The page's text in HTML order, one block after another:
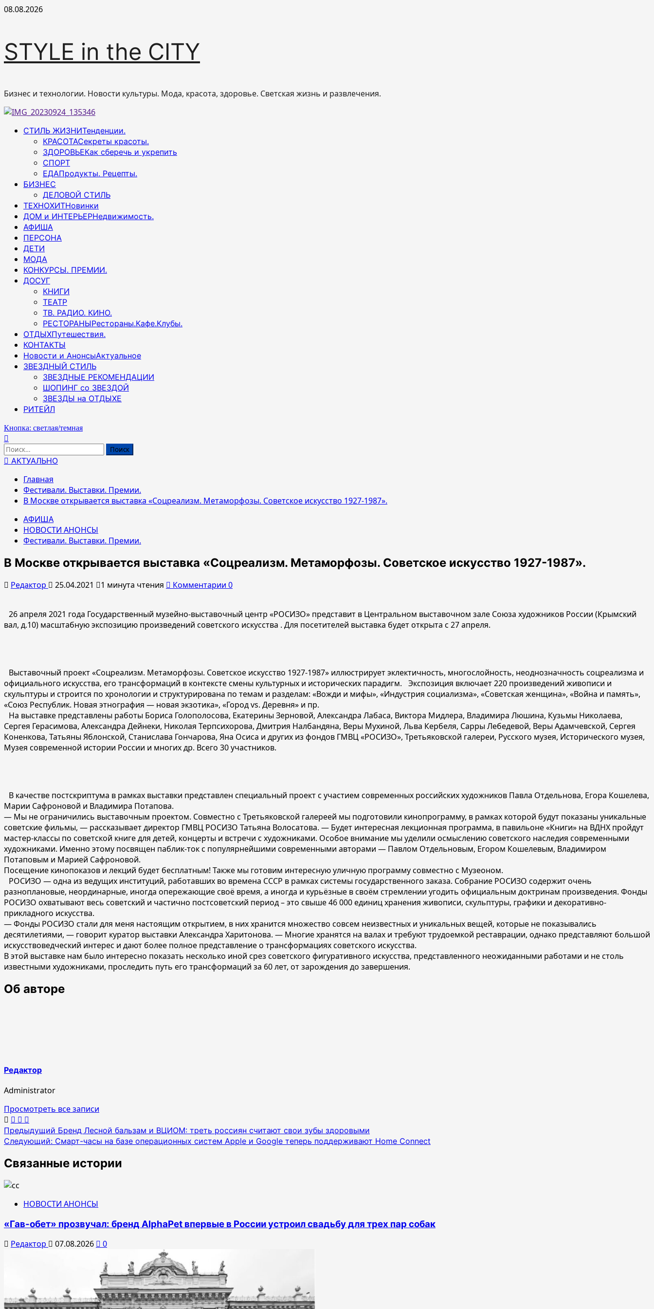
Перейти
08.08.2026
STYLE in the CITY
Бизнес и технологии. Новости культуры. Мода, красота, здоровье. Светская жизнь и развлечения.
Основное
СТИЛЬ ЖИЗНИТенденции.
КРАСОТАСекреты красоты.
ЗДОРОВЬЕКак сберечь и укрепить
СПОРТ
ЕДАПродукты. Рецепты.
БИЗНЕС
ДЕЛОВОЙ СТИЛЬ
ТЕХНОХИТНовинки
ДОМ и ИНТЕРЬЕРНедвижимость.
АФИША
ПЕРСОНА
ДЕТИ
МОДА
КОНКУРСЫ. ПРЕМИИ.
ДОСУГ
КНИГИ
ТЕАТР
ТВ. РАДИО. КИНО.
РЕСТОРАНЫРестораны.Кафе.Клубы.
ОТДЫХПутешествия.
КОНТАКТЫ
Новости и АнонсыАктуальное
ЗВЕЗДНЫЙ СТИЛЬ
ЗВЕЗДНЫЕ РЕКОМЕНДАЦИИ
ШОПИНГ со ЗВЕЗДОЙ
ЗВЕЗДЫ на ОТДЫХЕ
РИТЕЙЛ
Кнопка: светлая/темная
Найти:
АКТУАЛЬНО
Главная
Фестивали. Выставки. Премии.
В Москве открывается выставка «Соцреализм. Метаморфозы. Советское искусство 1927-1987».
АФИША
НОВОСТИ АНОНСЫ
Фестивали. Выставки. Премии.
В Москве открывается выставка «Соцреализм. Метаморфозы. Советское искусство 1927-1987».
Редактор 25.04.2021 1 минута чтения Комментарии 0
26 апреля 2021 года Государственный музейно-выставочный центр «РОСИЗО» представит в Центральном выставочном зале Союза художников России (Крымский
вал, д.10) масштабную экспозицию произведений советского искусства . Для посетителей выставка будет открыта с 27 апреля.
Выставочный проект «Соцреализм. Метаморфозы. Советское искусство 1927-1987» иллюстрирует эклектичность, многослойность, неоднозначность соцреализма и
официального искусства, его трансформаций в контексте смены культурных и исторических парадигм. Экспозиция включает 220 произведений живописи и
скульптуры и строится по хронологии и структурирована по темам и разделам: «Вожди и мифы», «Индустрия социализма», «Советская женщина», «Война и память»,
«Союз Республик. Новая этнография — новая экзотика», «Город vs. Деревня» и пр.
На выставке представлены работы Бориса Голополосова, Екатерины Зерновой, Александра Лабаса, Виктора Мидлера, Владимира Люшина, Кузьмы Николаева,
Сергея Герасимова, Александра Дейнеки, Николая Терпсихорова, Дмитрия Налбандяна, Веры Мухиной, Льва Кербеля, Сарры Лебедевой, Веры Адамчевской, Сергея
Коненкова, Татьяны Яблонской, Станислава Гончарова, Яна Осиса и других из фондов ГМВЦ «РОСИЗО», Третьяковской галереи, Русского музея, Исторического музея,
Музея современной истории России и многих др. Всего 30 участников.
В качестве постскриптума в рамках выставки представлен специальный проект с участием современных российских художников Павла Отдельнова, Егора Кошелева,
Марии Сафроновой и Владимира Потапова.
— Мы не ограничились выставочным проектом. Совместно с Третьяковской галереей мы подготовили кинопрограмму, в рамках которой будут показаны уникальные
советские фильмы, — рассказывает директор ГМВЦ РОСИЗО Татьяна Волосатова. — Будет интересная лекционная программа, в павильоне «Книги» на ВДНХ пройдут
мастер-классы по советской книге для детей, концерты и встречи с художниками. Особое внимание мы уделили осмыслению советского наследия современными
художниками. Именно этому посвящен паблик-ток с популярнейшими современными авторами — Павлом Отдельновым, Егором Кошелевым, Владимиром
Потаповым и Марией Сафроновой.
Посещение кинопоказов и лекций будет бесплатным! Также мы готовим интересную уличную программу совместно с Музеоном.
РОСИЗО — одна из ведущих институций, работавших во времена СССР в рамках системы государственного заказа. Собрание РОСИЗО содержит очень
разноплановые, неординарные, иногда опережающие своё время, а иногда и курьёзные в своём стремлении угодить официальным доктринам произведения. Фонды
РОСИЗО охватывают весь советский и частично постсоветский период – это свыше 46 000 единиц хранения живописи, скульптуры, графики и декоративно-
прикладного искусства.
— Фонды РОСИЗО стали для меня настоящим открытием, в них хранится множество совсем неизвестных и уникальных вещей, которые не показывались
десятилетиями, — говорит куратор выставки Александра Харитонова. — Многие хранятся на валах и требуют трудоемкой реставрации, однако представляют большой
искусствоведческий интерес и дают более полное представление о трансформациях советского искусства.
В этой выставке нам было интересно показать несколько иной срез советского фигуративного искусства, представленного неожиданными работами и не столь
известными художниками, проследить путь его трансформаций за 60 лет, от зарождения до завершения.
Об авторе
Редактор
Administrator
Просмотреть все записи
Навигация
по
записям
Предыдущий Бренд Лесной бальзам и ВЦИОМ: треть россиян считают свои зубы здоровыми
Следующий: Смарт-часы на базе операционных систем Apple и Google теперь поддерживают Home Connect
Связанные истории
НОВОСТИ АНОНСЫ
«Гав-обет» прозвучал: бренд AlphaPet впервые в России устроил свадьбу для трех пар собак
Редактор 07.08.2026 0